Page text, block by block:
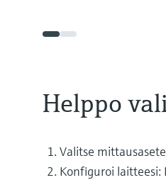
Helppo
Valitse
Konfiguroi